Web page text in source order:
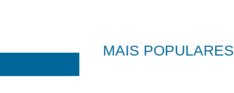
MAIS POPULARES